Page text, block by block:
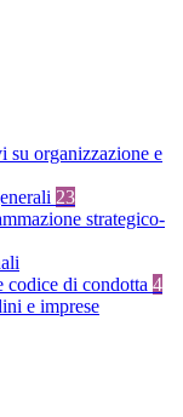
su organizzazione e
23
strategico-
codice di condotta 4
e imprese